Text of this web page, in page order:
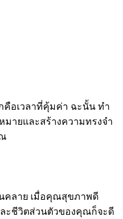
อเวลาที่คุ้มค่า ฉะนั้น ทำ
มายและสร้างความทรงจำ
คลาย เมื่อคุณสุขภาพดี
ะชีวิตส่วนตัวของคุณก็จะดี